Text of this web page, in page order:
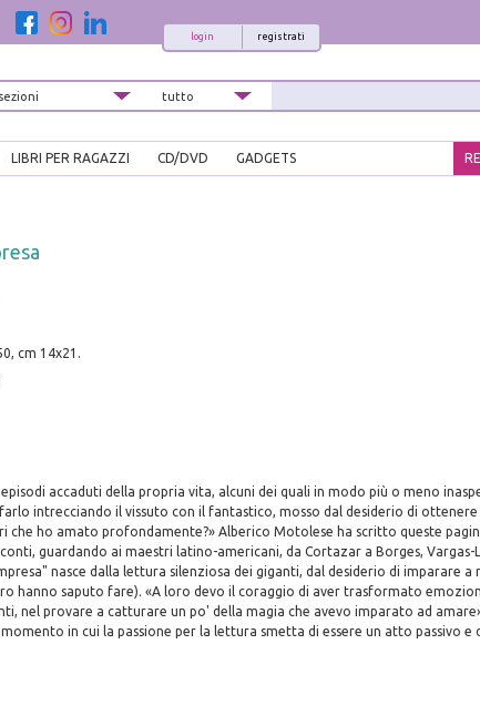
registrati
login
LIBRI PER RAGAZZI CD/DVD GADGETS
cm 14x21.
accaduti della propria vita, alcuni dei quali in modo più o meno
intrecciando il vissuto con il fantastico, mosso dal desiderio di ottenere
che ho amato profondamente?» Alberico Motolese ha scritto queste
guardando ai maestri latino-americani, da Cortazar a Borges, Vargas-
nasce dalla lettura silenziosa dei giganti, dal desiderio di imparare a
hanno saputo fare). «A loro devo il coraggio di aver trasformato
nel provare a catturare un po' della magia che avevo imparato ad
in cui la passione per la lettura smetta di essere un atto passivo e